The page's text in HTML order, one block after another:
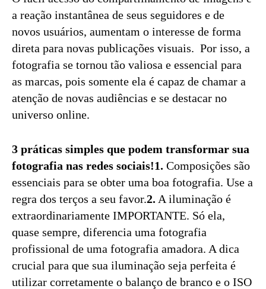
a reação instantânea de seus seguidores e de
novos usuários, aumentam o interesse de forma
direta para novas publicações visuais. Por isso, a
fotografia se tornou tão valiosa e essencial para
as marcas, pois somente ela é capaz de chamar a
atenção de novas audiências e se destacar no
universo online.
3 práticas simples que podem transformar sua
fotografia nas redes sociais!1. Composições são
essenciais para se obter uma boa fotografia. Use a
regra dos terços a seu favor.2. A iluminação é
extraordinariamente IMPORTANTE. Só ela,
quase sempre, diferencia uma fotografia
profissional de uma fotografia amadora. A dica
crucial para que sua iluminação seja perfeita é
utilizar corretamente o balanço de branco e o ISO